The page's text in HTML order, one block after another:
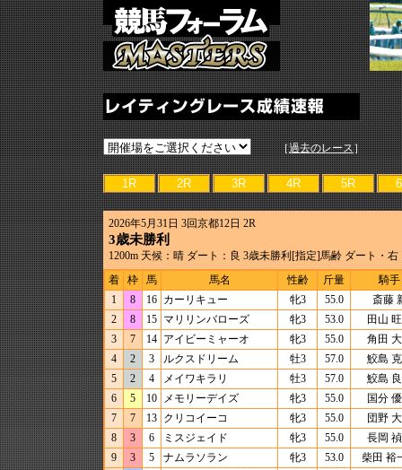
［過去のレース］
2026年5月31日 3回京都12日 2R
3歳未勝利
1200m 天候：晴 ダート：良 3歳未勝利[指定]馬齢 ダート・右
着
枠 馬 馬名 性齢 斤量
騎手
1
8 16 カーリキュー 牝3 55.0
斎藤
2
8 15 マリリンバローズ 牝3 53.0
田山
3
7 14 アイビーミャーオ 牝3 55.0
角田
4
2 3 ルクスドリーム 牡3 57.0
鮫島
5
2 4 メイワキラリ 牡3 57.0
鮫島
6
5 10 メモリーデイズ 牝3 55.0
国分
7
7 13 クリコイーコ 牝3 55.0
団野
8
3 6 ミスジェイド 牝3 55.0
長岡
9
3 5 ナムラソラン 牝3 53.0
柴田 裕